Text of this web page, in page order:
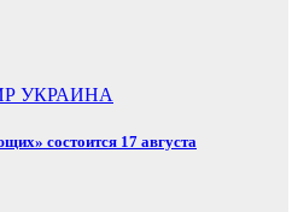
УКРАИНА
состоится 17 августа